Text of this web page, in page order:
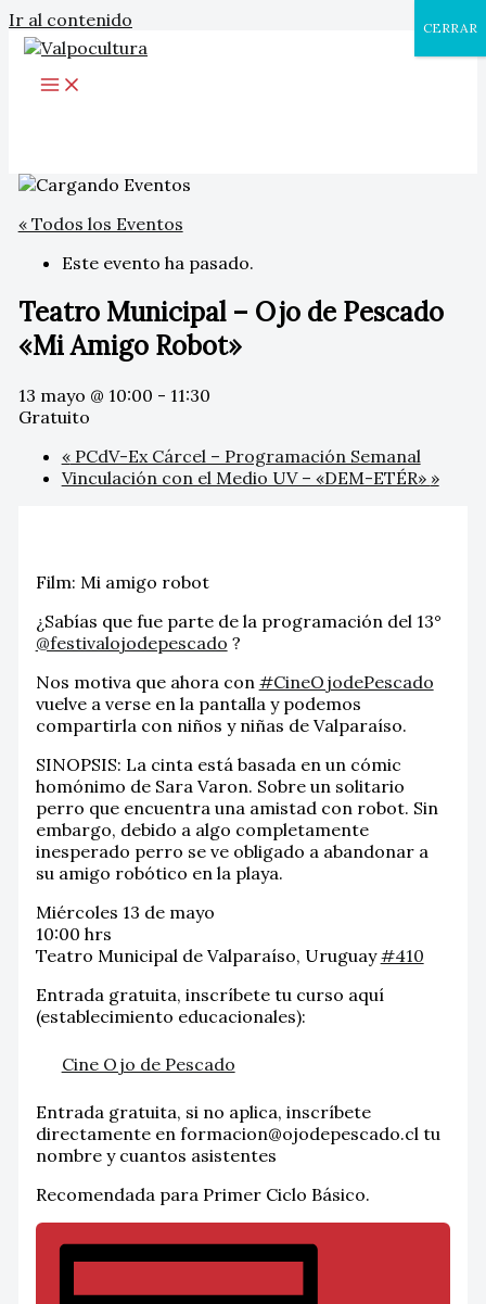
Ir al contenido
« Todos los Eventos
Este evento ha pasado.
Teatro Municipal – Ojo de Pescado
«Mi Amigo Robot»
13 mayo @ 10:00 - 11:30
Gratuito
«PCdV-Ex Cárcel – Programación Semanal
Vinculación con el Medio UV – «DEM-ETÉR» »
Film: Mi amigo robot
¿Sabías que fue parte de la programación del 13°
@festivalojodepescado ?
Nos motiva que ahora con #CineOjodePescado
vuelve a verse en la pantalla y podemos
compartirla con niños y niñas de Valparaíso.
SINOPSIS: La cinta está basada en un cómic
homónimo de Sara Varon. Sobre un solitario
perro que encuentra una amistad con robot. Sin
embargo, debido a algo completamente
inesperado perro se ve obligado a abandonar a
su amigo robótico en la playa.
Miércoles 13 de mayo
10:00 hrs
Teatro Municipal de Valparaíso, Uruguay#410
Entrada gratuita, inscríbete tu curso aquí
(establecimiento educacionales):
Cine Ojo de Pescado
Entrada gratuita, si no aplica, inscríbete
directamente en formacion@ojodepescado.cl tu
nombre y cuantos asistentes
Recomendada para Primer Ciclo Básico.
CERRAR